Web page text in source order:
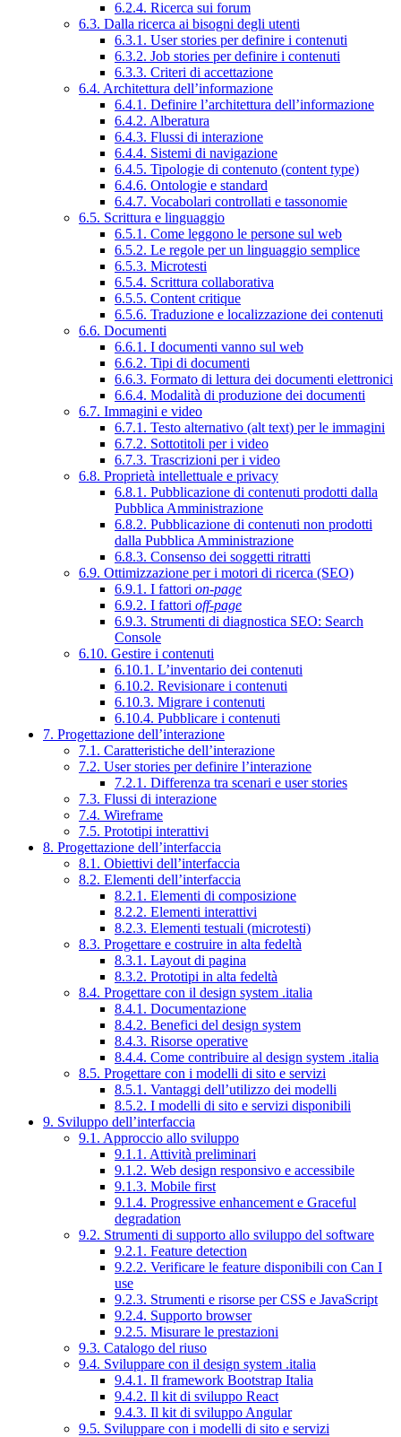
6.2.4. Ricerca sui forum
6.3. Dalla ricerca ai bisogni degli utenti
6.3.1. User stories per definire i contenuti
6.3.2. Job stories per definire i contenuti
6.3.3. Criteri di accettazione
6.4. Architettura dell’informazione
6.4.1. Definire l’architettura dell’informazione
6.4.2. Alberatura
6.4.3. Flussi di interazione
6.4.4. Sistemi di navigazione
6.4.5. Tipologie di contenuto (content type)
6.4.6. Ontologie e standard
6.4.7. Vocabolari controllati e tassonomie
6.5. Scrittura e linguaggio
6.5.1. Come leggono le persone sul web
6.5.2. Le regole per un linguaggio semplice
6.5.3. Microtesti
6.5.4. Scrittura collaborativa
6.5.5. Content critique
6.5.6. Traduzione e localizzazione dei contenuti
6.6. Documenti
6.6.1. I documenti vanno sul web
6.6.2. Tipi di documenti
6.6.3. Formato di lettura dei documenti elettronici
6.6.4. Modalità di produzione dei documenti
6.7. Immagini e video
6.7.1. Testo alternativo (alt text) per le immagini
6.7.2. Sottotitoli per i video
6.7.3. Trascrizioni per i video
6.8. Proprietà intellettuale e privacy
6.8.1. Pubblicazione di contenuti prodotti dalla
Pubblica Amministrazione
6.8.2. Pubblicazione di contenuti non prodotti
dalla Pubblica Amministrazione
6.8.3. Consenso dei soggetti ritratti
6.9. Ottimizzazione per i motori di ricerca (SEO)
6.9.1. I fattori on-page
6.9.2. I fattori off-page
6.9.3. Strumenti di diagnostica SEO: Search
Console
6.10. Gestire i contenuti
6.10.1. L’inventario dei contenuti
6.10.2. Revisionare i contenuti
6.10.3. Migrare i contenuti
6.10.4. Pubblicare i contenuti
7. Progettazione dell’interazione
7.1. Caratteristiche dell’interazione
7.2. User stories per definire l’interazione
7.2.1. Differenza tra scenari e user stories
7.3. Flussi di interazione
7.4. Wireframe
7.5. Prototipi interattivi
8. Progettazione dell’interfaccia
8.1. Obiettivi dell’interfaccia
8.2. Elementi dell’interfaccia
8.2.1. Elementi di composizione
8.2.2. Elementi interattivi
8.2.3. Elementi testuali (microtesti)
8.3. Progettare e costruire in alta fedeltà
8.3.1. Layout di pagina
8.3.2. Prototipi in alta fedeltà
8.4. Progettare con il design system .italia
8.4.1. Documentazione
8.4.2. Benefici del design system
8.4.3. Risorse operative
8.4.4. Come contribuire al design system .italia
8.5. Progettare con i modelli di sito e servizi
8.5.1. Vantaggi dell’utilizzo dei modelli
8.5.2. I modelli di sito e servizi disponibili
9. Sviluppo dell’interfaccia
9.1. Approccio allo sviluppo
9.1.1. Attività preliminari
9.1.2. Web design responsivo e accessibile
9.1.3. Mobile first
9.1.4. Progressive enhancement e Graceful
degradation
9.2. Strumenti di supporto allo sviluppo del software
9.2.1. Feature detection
9.2.2. Verificare le feature disponibili con Can I
use
9.2.3. Strumenti e risorse per CSS e JavaScript
9.2.4. Supporto browser
9.2.5. Misurare le prestazioni
9.3. Catalogo del riuso
9.4. Sviluppare con il design system .italia
9.4.1. Il framework Bootstrap Italia
9.4.2. Il kit di sviluppo React
9.4.3. Il kit di sviluppo Angular
9.5. Sviluppare con i modelli di sito e servizi